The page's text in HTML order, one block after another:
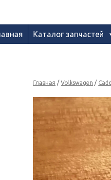
Каталог запчастей
Главная /Volkswagen /